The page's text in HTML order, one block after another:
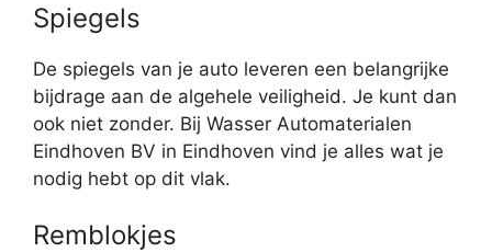
Spiegels
De spiegels van je auto leveren een belangrijke
bijdrage aan de algehele veiligheid. Je kunt dan
ook niet zonder. Bij Wasser Automaterialen
Eindhoven BV in Eindhoven vind je alles wat je
nodig hebt op dit vlak.
Remblokjes